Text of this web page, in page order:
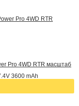
Pro 4WD RTR масштаб
3600 mAh